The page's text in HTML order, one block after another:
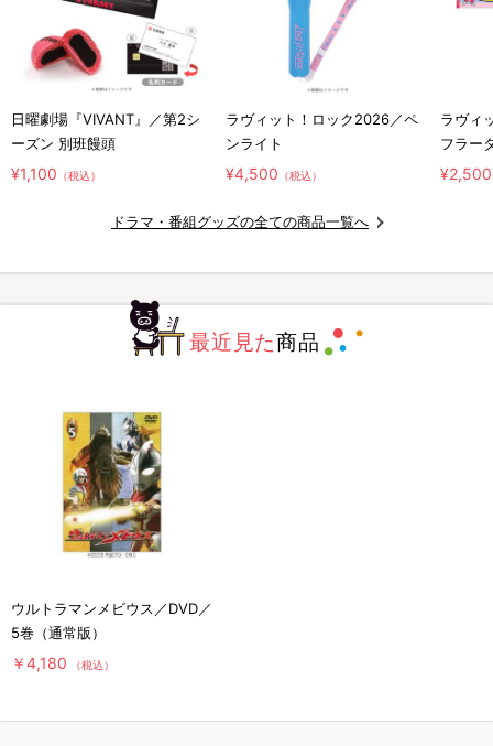
日曜劇場『VIVANT』／第2シ
ーズン 別班饅頭
¥1,100 （税込）
ラヴィット！ロック2026／ペ
ンライト
¥4,500 （税込）
ラヴィ
フラー
¥2,500
ドラマ・番組グッズの全ての商品一覧へ
最近見た商品
ウルトラマンメビウス／DVD／
5巻（通常版）
￥4,180 （税込）